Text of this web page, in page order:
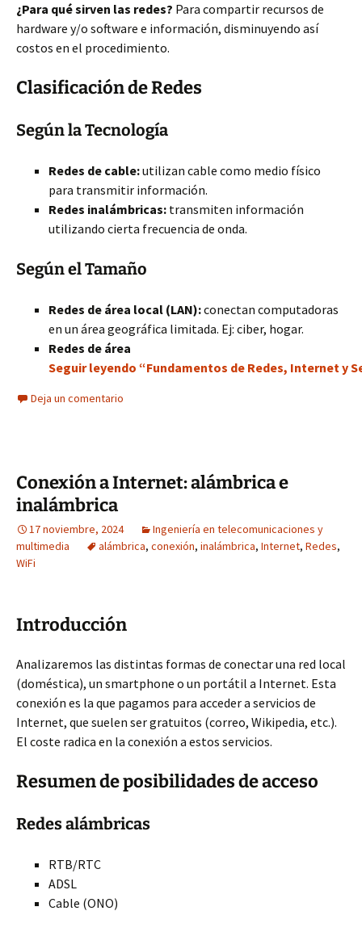
¿Para qué sirven las redes? Para compartir recursos de
hardware y/o software e información, disminuyendo así
costos en el procedimiento.
Clasificación de Redes
Según la Tecnología
Redes de cable:utilizan cable como medio físico
para transmitir información.
Redes inalámbricas: transmiten información
utilizando cierta frecuencia de onda.
Según el Tamaño
Redes de área local (LAN):conectan computadoras
en un área geográfica limitada. Ej: ciber, hogar.
Redes de área
Seguir leyendo “Fundamentos de Redes, Internet y
Deja un comentario
Conexión a Internet: alámbrica e
inalámbrica
17 noviembre, 2024
Ingeniería en telecomunicaciones y
multimedia
alámbrica, conexión, inalámbrica, Internet, Redes,
WiFi
Introducción
Analizaremos las distintas formas de conectar una red local
(doméstica), un smartphone o un portátil a Internet. Esta
conexión es la que pagamos para acceder a servicios de
Internet, que suelen ser gratuitos (correo, Wikipedia, etc.).
El coste radica en la conexión a estos servicios.
Resumen de posibilidades de acceso
Redes alámbricas
RTB/RTC
ADSL
Cable (ONO)